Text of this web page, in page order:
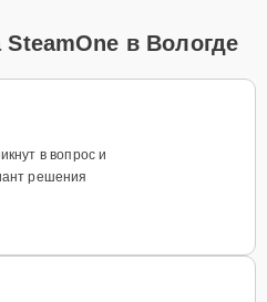
SteamOne в Вологде
в вопрос и
решения